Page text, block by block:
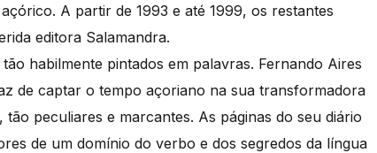
A partir de 1993 e até 1999, os restantes
editora Salamandra.
habilmente pintados em palavras. Fernando Aires
de captar o tempo açoriano na sua transformadora
peculiares e marcantes. As páginas do seu diário
de um domínio do verbo e dos segredos da língua